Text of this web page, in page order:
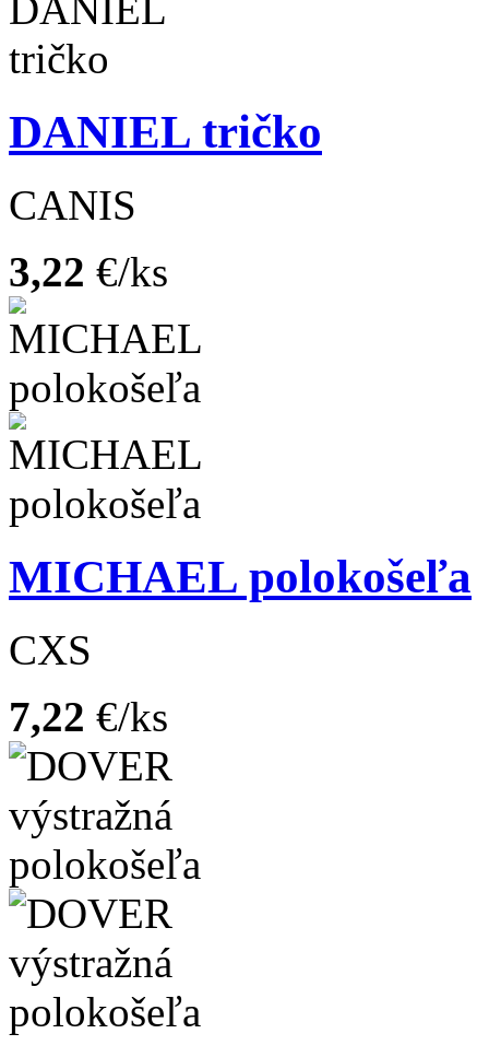
DANIEL tričko
CANIS
3,22 €/ks
MICHAEL polokošeľa
CXS
7,22 €/ks